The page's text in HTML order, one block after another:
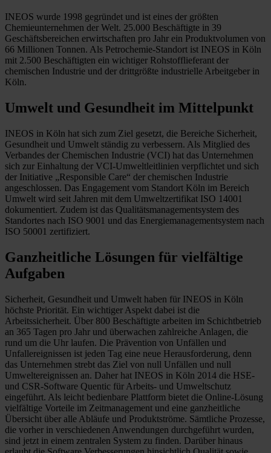
INEOS wurde 1998 gegründet und ist eines der größten
Chemieunternehmen der Welt. 25.000 Beschäftigte in 39
Geschäftsbereichen erwirtschaften pro Jahr ein Produktvolumen von
66 Millionen Tonnen. Als Petrochemie-Standort ist INEOS in Köln
mit 2.500 Beschäftigten ein wichtiger Rohstofflieferant der
chemischen Industrie und der drittgrößte industrielle Arbeitgeber in
Köln.
Umwelt und Gesundheit im Mittelpunkt
INEOS in Köln hat sich zum Ziel gesetzt, die Bereiche Sicherheit,
Gesundheit und Umwelt ständig zu verbessern. Als Mitglied des
Verbandes der Chemischen Industrie (VCI) hat das Unternehmen
sich zur Einhaltung der VCI-Umweltleitlinien verpflichtet und sich
der Initiative „Responsible Care“ der chemischen Industrie
angeschlossen. Das Engagement vom Standort Köln im Bereich
Umwelt wird seit Jahren mit dem Umweltzertifikat ISO 14001
dokumentiert. Zudem ist das Qualitätsmanagementsystem des
Standortes nach ISO 9001 und das Energiemanagementsystem nach
ISO 50001 zertifiziert.
Ganzheitliche Lösungen für vielfältige
Aufgaben
Sicherheit, Gesundheit und Umwelt haben für INEOS in Köln
höchste Priorität. Ein wichtiger Aspekt dabei ist die
Arbeitssicherheit. Über 800 Beschäftigte arbeiten im Schichtbetrieb
an 365 Tagen pro Jahr und überwachen zahlreiche Anlagen, die
rund um die Uhr laufen. Die Prävention von Unfällen und
Unfallereignissen ist jeden Tag eine neue Herausforderung, denn
das Unternehmen strebt das Ziel von null Unfällen und null
Umweltereignissen an. Daher hat INEOS in Köln 2014 die HSE-
und CSR-Software Quentic für Arbeits- und Umweltschutz
eingeführt. Als leicht bedienbare Plattform bietet die Online-Lösung
vielfältige Vorteile im Zeitmanagement und eine ganzheitliche
Übersicht über alle Abläufe und Produktströme. Sämtliche Prozesse,
die vorher in verschiedenen Anwendungen durchgeführt wurden,
sind jetzt in einem zentralen System zu finden. Darüber hinaus